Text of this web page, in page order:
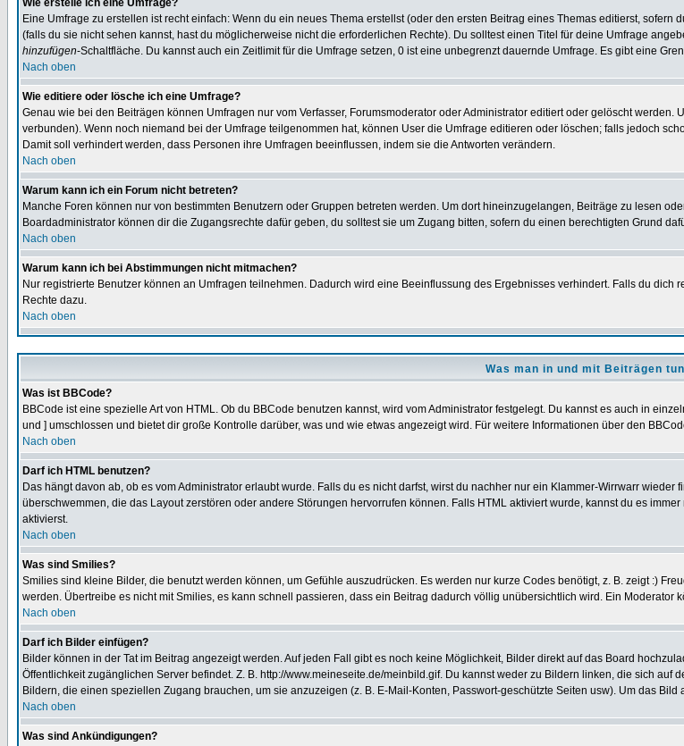
Wie erstelle ich eine Umfrage?
Eine Umfrage zu erstellen ist recht einfach: Wenn du ein neues Thema erstellst (oder den ersten Beitrag eines Themas editierst, sofern
(falls du sie nicht sehen kannst, hast du möglicherweise nicht die erforderlichen Rechte). Du solltest einen Titel für deine Umfrage
hinzufügen-Schaltfläche. Du kannst auch ein Zeitlimit für die Umfrage setzen, 0 ist eine unbegrenzt dauernde Umfrage. Es gibt eine
Nach oben
Wie editiere oder lösche ich eine Umfrage?
Genau wie bei den Beiträgen können Umfragen nur vom Verfasser, Forumsmoderator oder Administrator editiert oder gelöscht
verbunden). Wenn noch niemand bei der Umfrage teilgenommen hat, können User die Umfrage editieren oder löschen; falls jedoch
Damit soll verhindert werden, dass Personen ihre Umfragen beeinflussen, indem sie die Antworten verändern.
Nach oben
Warum kann ich ein Forum nicht betreten?
Manche Foren können nur von bestimmten Benutzern oder Gruppen betreten werden. Um dort hineinzugelangen, Beiträge zu lesen
Boardadministrator können dir die Zugangsrechte dafür geben, du solltest sie um Zugang bitten, sofern du einen berechtigten Grund
Nach oben
Warum kann ich bei Abstimmungen nicht mitmachen?
Nur registrierte Benutzer können an Umfragen teilnehmen. Dadurch wird eine Beeinflussung des Ergebnisses verhindert. Falls du
Rechte dazu.
Nach oben
Was man in und mit Beiträgen
Was ist BBCode?
BBCode ist eine spezielle Art von HTML. Ob du BBCode benutzen kannst, wird vom Administrator festgelegt. Du kannst es auch in
und ] umschlossen und bietet dir große Kontrolle darüber, was und wie etwas angezeigt wird. Für weitere Informationen über den
Nach oben
Darf ich HTML benutzen?
Das hängt davon ab, ob es vom Administrator erlaubt wurde. Falls du es nicht darfst, wirst du nachher nur ein Klammer-Wirrwarr wieder
überschwemmen, die das Layout zerstören oder andere Störungen hervorrufen können. Falls HTML aktiviert wurde, kannst du es
aktivierst.
Nach oben
Was sind Smilies?
Smilies sind kleine Bilder, die benutzt werden können, um Gefühle auszudrücken. Es werden nur kurze Codes benötigt, z. B. zeigt :)
werden. Übertreibe es nicht mit Smilies, es kann schnell passieren, dass ein Beitrag dadurch völlig unübersichtlich wird. Ein
Nach oben
Darf ich Bilder einfügen?
Bilder können in der Tat im Beitrag angezeigt werden. Auf jeden Fall gibt es noch keine Möglichkeit, Bilder direkt auf das Board
Öffentlichkeit zugänglichen Server befindet. Z. B. http://www.meineseite.de/meinbild.gif. Du kannst weder zu Bildern linken, die sich
Bildern, die einen speziellen Zugang brauchen, um sie anzuzeigen (z. B. E-Mail-Konten, Passwort-geschützte Seiten usw). Um das
Nach oben
Was sind Ankündigungen?